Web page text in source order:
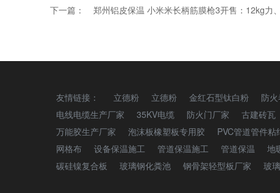
下一篇：
郑州铝皮保温 小米米长柄筋膜枪3开售：12kg力
友情链接： 立德粉 立德粉 金红石型钛白粉 防
电线电缆生产厂家
35KV电缆 防火门厂家 古建砖瓦
万能胶生产厂家
泡沫板橡塑板专用胶 PVC管道管件粘
网格布
设备保温施工 管道保温施工 管道保温 地
碳硅镍复合板
玻璃钢化粪池 钢骨架轻型板厂家 玻